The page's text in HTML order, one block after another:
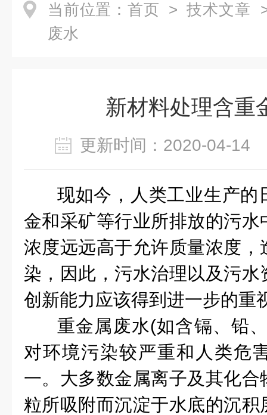
当前位置： 首页 > 技术文章
废水
新材料处理含重
更新时间：2020-04-
现如今，人类工业生产的
金和采矿等行业所排放的污
浓度远远高于允许质量浓度
染，因此，污水治理以及污
创新能力应该得到进一步的重
重金属废水(如含镉、铅
对环境污染较严重和人类危
一。大多数金属离子及其化
粒所吸附而沉淀于水底的沉